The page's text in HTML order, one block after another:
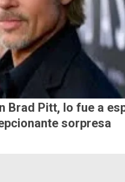
Brad Pitt, lo fue a
sorpresa